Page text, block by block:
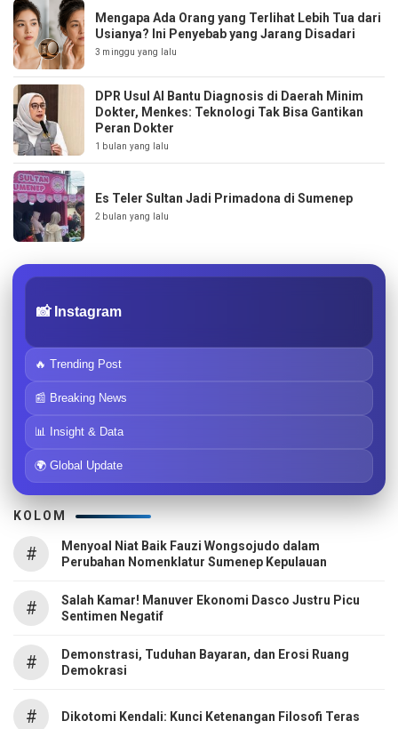
Mengapa Ada Orang yang Terlihat Lebih Tua dari
Usianya? Ini Penyebab yang Jarang Disadari
3 minggu yang lalu
DPR Usul AI Bantu Diagnosis di Daerah Minim
Dokter, Menkes: Teknologi Tak Bisa Gantikan
Peran Dokter
1 bulan yang lalu
Es Teler Sultan Jadi Primadona di Sumenep
2 bulan yang lalu
📸 Instagram
🔥 Trending Post
📰 Breaking News
📊 Insight & Data
🌍 Global Update
KOLOM
#
Menyoal Niat Baik Fauzi Wongsojudo dalam
Perubahan Nomenklatur Sumenep Kepulauan
#
Salah Kamar! Manuver Ekonomi Dasco Justru Picu
Sentimen Negatif
#
Demonstrasi, Tuduhan Bayaran, dan Erosi Ruang
Demokrasi
# Dikotomi Kendali: Kunci Ketenangan Filosofi Teras